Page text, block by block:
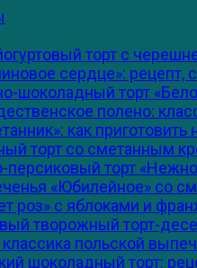
торт с
сердце»:
шоколадный торт
полено:
как
торт со сметанным
торт
«Юбилейное» со
роз» с яблоками и
творожный торт-
классика польской
шоколадный торт: